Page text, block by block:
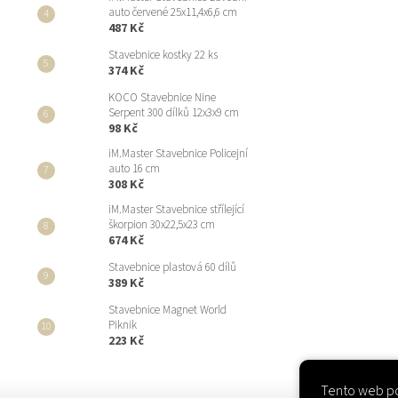
Tento web
auto červené 25x11,4x6,6 cm
487 Kč
Stavebnice kostky 22 ks
374 Kč
KOCO Stavebnice Nine
Serpent 300 dílků 12x3x9 cm
98 Kč
iM.Master Stavebnice Policejní
auto 16 cm
308 Kč
iM.Master Stavebnice střílející
škorpion 30x22,5x23 cm
674 Kč
Stavebnice plastová 60 dílů
389 Kč
Stavebnice Magnet World
Piknik
223 Kč